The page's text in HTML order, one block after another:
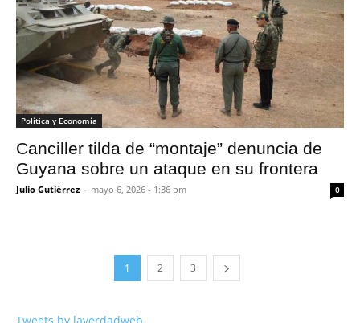
Política y Economía
Canciller tilda de “montaje” denuncia de
Guyana sobre un ataque en su frontera
Julio Gutiérrez - mayo 6, 2026 - 1:36 pm 0
1 2 3